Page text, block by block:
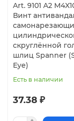
Art. 9101 A2
Винт
скруглённой
шлиц Spanner
Eye)
Есть в наличии
37.38 ₽